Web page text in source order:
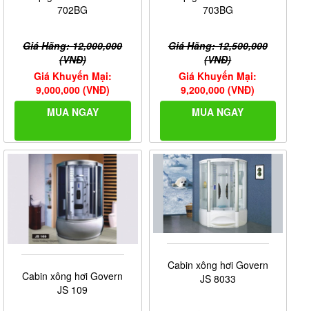
702BG
Giá Hãng: 12,000,000
(VNĐ)
Giá Khuyến Mại:
9,000,000 (VNĐ)
MUA NGAY
703BG
Giá Hãng: 12,500,000
(VNĐ)
Giá Khuyến Mại:
9,200,000 (VNĐ)
MUA NGAY
Cabin xông hơi Govern
JS 109
Cabin xông hơi Govern
JS 8033